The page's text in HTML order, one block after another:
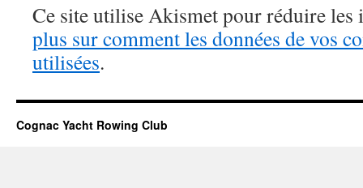
Ce site utilise Akismet pour réduire les
plus sur comment les données de vos
utilisées.
Cognac Yacht Rowing Club